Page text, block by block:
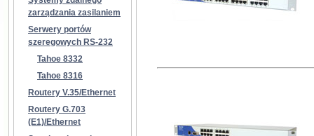
zarządzania zasilaniem
Serwery portów
szeregowych RS-232
Tahoe 8332
Tahoe 8316
Routery V.35/Ethernet
Routery G.703
(E1)/Ethernet